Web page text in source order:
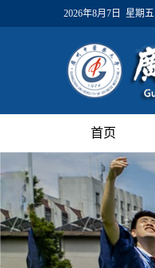
2026年8月7日 星期五
首页